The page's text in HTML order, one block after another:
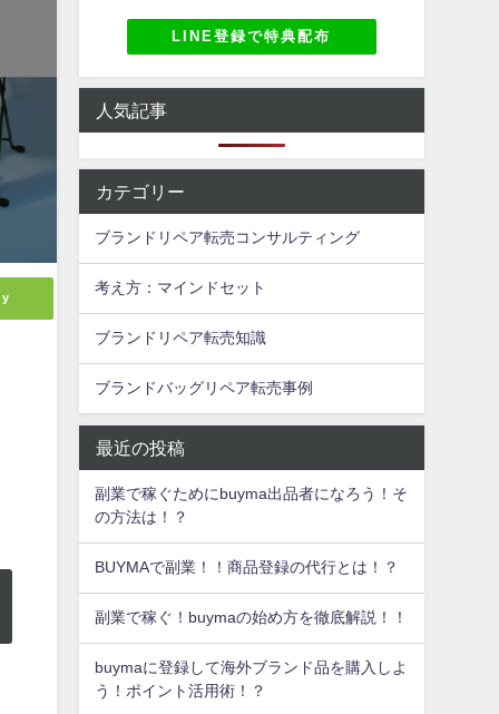
LINE登録で特典配布
人気記事
カテゴリー
ブランドリペア転売コンサルティング
考え方：マインドセット
ブランドリペア転売知識
ブランドバッグリペア転売事例
最近の投稿
副業で稼ぐためにbuyma出品者になろう！そ
の方法は！？
BUYMAで副業！！商品登録の代行とは！？
副業で稼ぐ！buymaの始め方を徹底解説！！
buymaに登録して海外ブランド品を購入しよ
う！ポイント活用術！？